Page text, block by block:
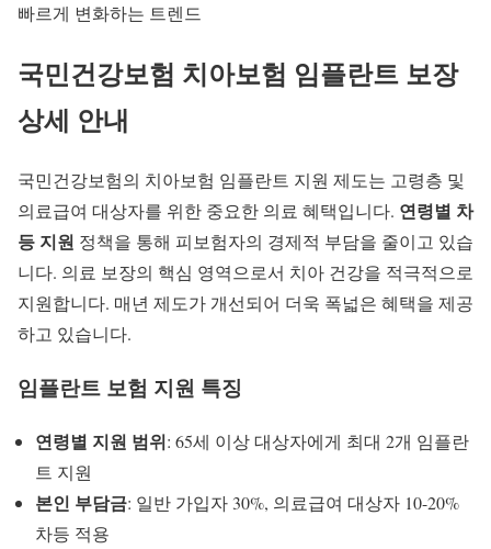
빠르게 변화하는 트렌드
국민건강보험 치아보험 임플란트 보장
상세 안내
국민건강보험의 치아보험 임플란트 지원 제도는 고령층 및
의료급여 대상자를 위한 중요한 의료 혜택입니다. 연령별 차
등 지원 정책을 통해 피보험자의 경제적 부담을 줄이고 있습
니다. 의료 보장의 핵심 영역으로서 치아 건강을 적극적으로
지원합니다. 매년 제도가 개선되어 더욱 폭넓은 혜택을 제공
하고 있습니다.
임플란트 보험 지원 특징
연령별 지원 범위: 65세 이상 대상자에게 최대 2개 임플란
트 지원
본인 부담금: 일반 가입자 30%, 의료급여 대상자 10-20%
차등 적용